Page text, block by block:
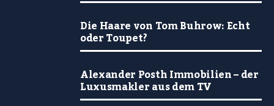
Die Haare von Tom Buhrow: Echt
oder Toupet?
Alexander Posth Immobilien – der
Luxusmakler aus dem TV